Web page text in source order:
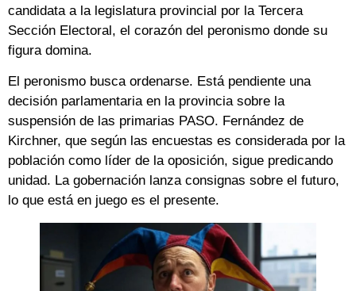
candidata a la legislatura provincial por la Tercera
Sección Electoral, el corazón del peronismo donde su
figura domina.
El peronismo busca ordenarse. Está pendiente una
decisión parlamentaria en la provincia sobre la
suspensión de las primarias PASO. Fernández de
Kirchner, que según las encuestas es considerada por la
población como líder de la oposición, sigue predicando
unidad. La gobernación lanza consignas sobre el futuro,
lo que está en juego es el presente.